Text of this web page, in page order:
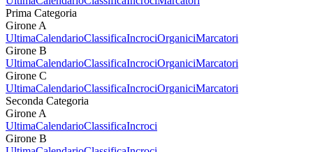
Prima Categoria
Girone A
UltimaCalendarioClassificaIncrociOrganiciMarcatori
Girone B
UltimaCalendarioClassificaIncrociOrganiciMarcatori
Girone C
UltimaCalendarioClassificaIncrociOrganiciMarcatori
Seconda Categoria
Girone A
UltimaCalendarioClassificaIncroci
Girone B